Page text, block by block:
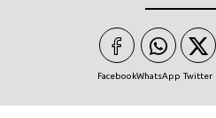
FacebookWhatsApp Twitter